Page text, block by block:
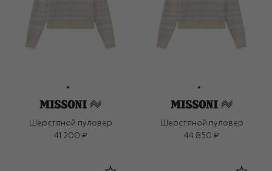
Шерстяной пуловер
41 200 ₽
Шерстяной пуловер
44 850 ₽